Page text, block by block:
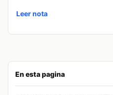
En esta pagina
Leer nota